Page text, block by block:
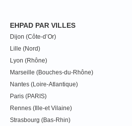
EHPAD PAR VILLES
Dijon (Côte-d’Or)
Lille (Nord)
Lyon (Rhône)
Marseille (Bouches-du-Rhône)
Nantes (Loire-Atlantique)
Paris (PARIS)
Rennes (Ille-et Vilaine)
Strasbourg (Bas-Rhin)